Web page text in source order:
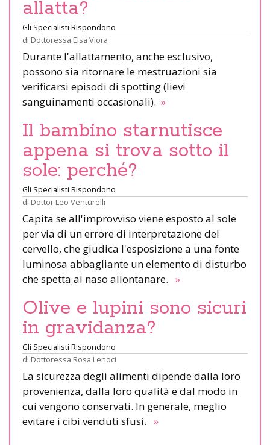
allatta?
Gli Specialisti Rispondono
di Dottoressa Elsa Viora
Durante l'allattamento, anche esclusivo,
possono sia ritornare le mestruazioni sia
verificarsi episodi di spotting (lievi
sanguinamenti occasionali). »
Il bambino starnutisce
appena si trova sotto il
sole: perché?
Gli Specialisti Rispondono
di Dottor Leo Venturelli
Capita se all'improvviso viene esposto al sole
per via di un errore di interpretazione del
cervello, che giudica l'esposizione a una fonte
luminosa abbagliante un elemento di disturbo
che spetta al naso allontanare. »
Olive e lupini sono sicuri
in gravidanza?
Gli Specialisti Rispondono
di Dottoressa Rosa Lenoci
La sicurezza degli alimenti dipende dalla loro
provenienza, dalla loro qualità e dal modo in
cui vengono conservati. In generale, meglio
evitare i cibi venduti sfusi. »